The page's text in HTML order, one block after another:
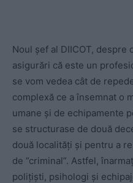
Noul șef al DIICOT,
asigurări că este un
se vom vedea cât de
complexă ce a însemnat o
umane și de echipamente
se structurase de două
două localități și pentru a
de ”criminal”. Astfel,
polițiști, psihologi și